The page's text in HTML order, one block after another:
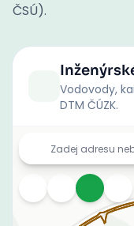
ČSÚ).
Vodovody,
DTM ČÚZK.